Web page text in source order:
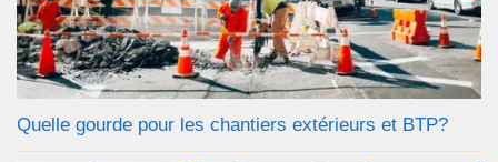
Quelle gourde pour les chantiers extérieurs et BTP?